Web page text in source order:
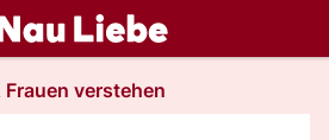
Frauen verstehen